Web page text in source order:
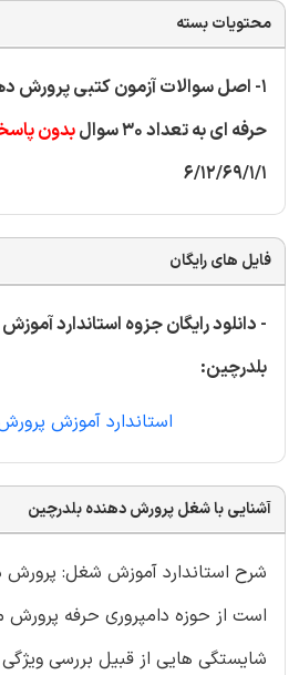
محتویات بسته
1- اصل سوالات آزمون کتبی پرورش
حرفه ای به تعداد 30 سوال
بدون
6/12/69/1/1
فایل های رایگان
- دانلود رایگان جزوه استاندارد
بلدرچین:
استاندارد آموزش
آشنایی با شغل پرورش دهنده بلدرچین
شرح استاندارد آموزش شغل: پرورش
است از حوزه دامپروری حرفه پرورش
شایستگی هایی از قبیل بررسی